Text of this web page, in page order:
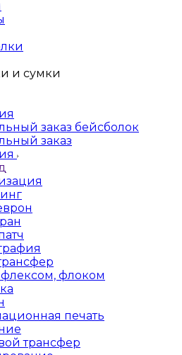
и сумки
заказ бейсболок
заказ
флексом, флоком
печать
трансфер